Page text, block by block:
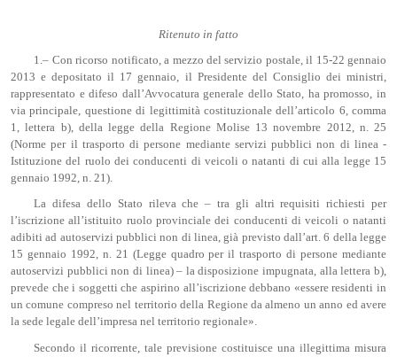
Ritenuto in fatto
1.– Con ricorso notificato, a mezzo del servizio postale, il 15-22 gennaio
2013 e depositato il 17 gennaio, il Presidente del Consiglio dei ministri,
rappresentato e difeso dall’Avvocatura generale dello Stato, ha promosso, in
via principale, questione di legittimità costituzionale dell’articolo 6, comma
1, lettera b), della legge della Regione Molise 13 novembre 2012, n. 25
(Norme per il trasporto di persone mediante servizi pubblici non di linea -
Istituzione del ruolo dei conducenti di veicoli o natanti di cui alla legge 15
gennaio 1992, n. 21).
La difesa dello Stato rileva che – tra gli altri requisiti richiesti per
l’iscrizione all’istituito ruolo provinciale dei conducenti di veicoli o natanti
adibiti ad autoservizi pubblici non di linea, già previsto dall’art. 6 della legge
15 gennaio 1992, n. 21 (Legge quadro per il trasporto di persone mediante
autoservizi pubblici non di linea) – la disposizione impugnata, alla lettera b),
prevede che i soggetti che aspirino all’iscrizione debbano «essere residenti in
un comune compreso nel territorio della Regione da almeno un anno ed avere
la sede legale dell’impresa nel territorio regionale».
Secondo il ricorrente, tale previsione costituisce una illegittima misura